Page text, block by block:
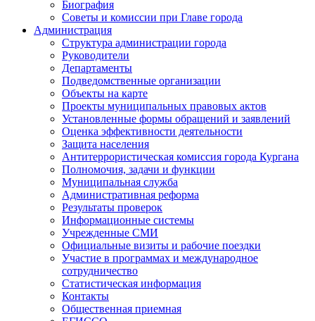
Биография
Советы и комиссии при Главе города
Администрация
Структура администрации города
Руководители
Департаменты
Подведомственные организации
Объекты на карте
Проекты муниципальных правовых актов
Установленные формы обращений и заявлений
Оценка эффективности деятельности
Защита населения
Антитеррористическая комиссия города Кургана
Полномочия, задачи и функции
Муниципальная служба
Административная реформа
Результаты проверок
Информационные системы
Учрежденные СМИ
Официальные визиты и рабочие поездки
Участие в программах и международное
сотрудничество
Статистическая информация
Контакты
Общественная приемная